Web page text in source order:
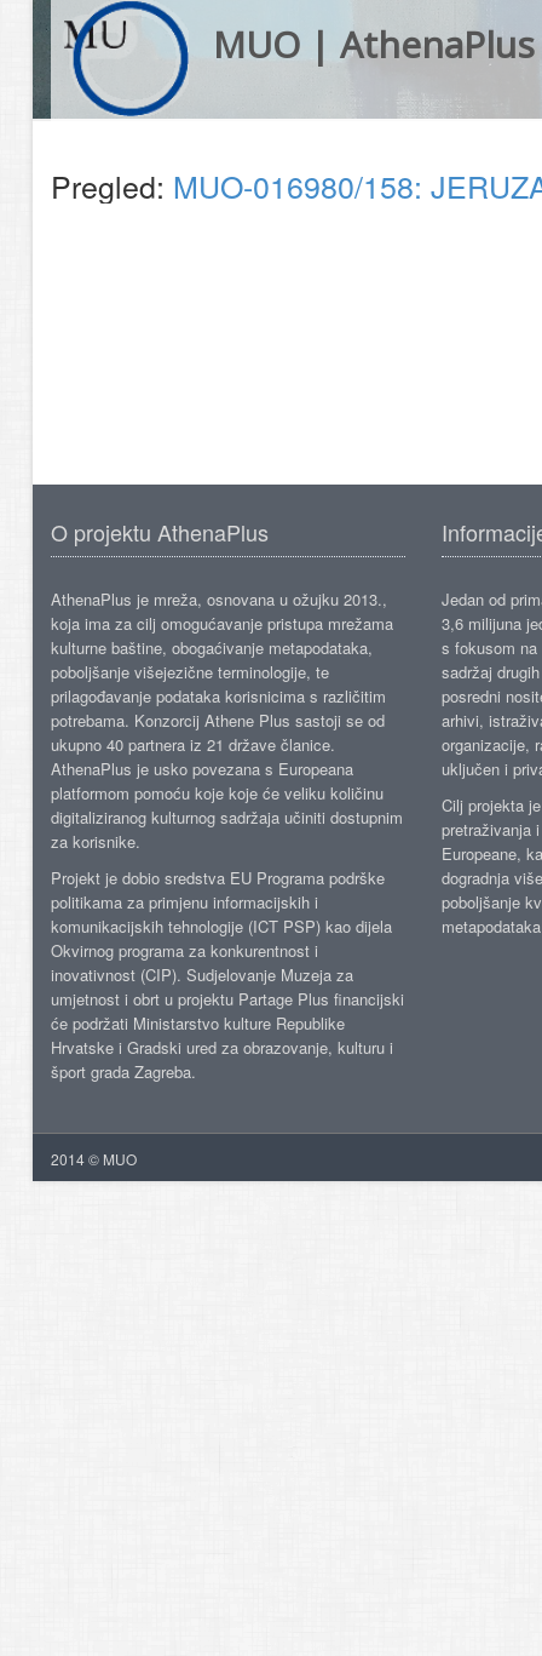
MUO | AthenaPlus
Pregled: MUO-016980/158:
O projektu AthenaPlus
AthenaPlus je mreža, osnovana u ožujku 2013.,
koja ima za cilj omogućavanje pristupa mrežama
kulturne baštine, obogaćivanje metapodataka,
poboljšanje višejezične terminologije, te
prilagođavanje podataka korisnicima s različitim
potrebama. Konzorcij Athene Plus sastoji se od
ukupno 40 partnera iz 21 države članice.
AthenaPlus je usko povezana s Europeana
platformom pomoću koje koje će veliku količinu
digitaliziranog kulturnog sadržaja učiniti dostupnim
za korisnike.
Projekt je dobio sredstva EU Programa podrške
politikama za primjenu informacijskih i
komunikacijskih tehnologije (ICT PSP) kao dijela
Okvirnog programa za konkurentnost i
inovativnost (CIP). Sudjelovanje Muzeja za
umjetnost i obrt u projektu Partage Plus financijski
će podržati Ministarstvo kulture Republike
Hrvatske i Gradski ured za obrazovanje, kulturu i
šport grada Zagreba.
Jedan od
3,6 milijuna
s fokusom
sadržaj
posredni
arhivi,
organizacije,
uključen i
Cilj projekta
pretraživanja
Europeane,
dogradnja
poboljšanje
2014 © MUO